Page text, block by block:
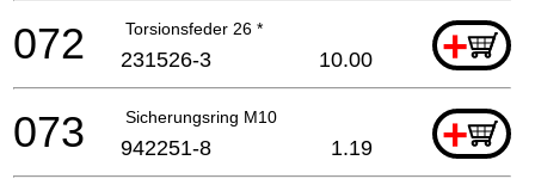
Torsionsfeder 26 * +
072 231526-3 10.00
Sicherungsring M10 +
073 942251-8 1.19